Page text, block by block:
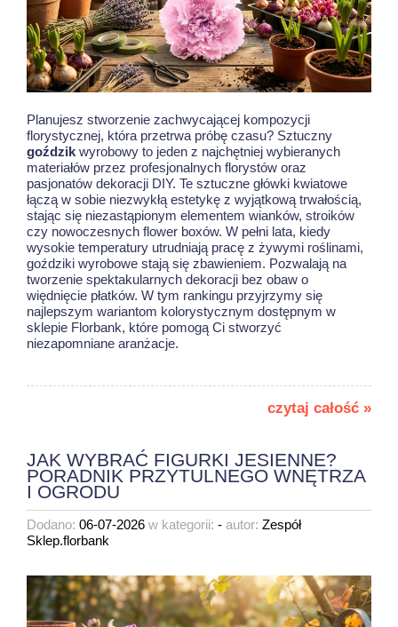
Planujesz stworzenie zachwycającej kompozycji
florystycznej, która przetrwa próbę czasu? Sztuczny
goździk wyrobowy to jeden z najchętniej wybieranych
materiałów przez profesjonalnych florystów oraz
pasjonatów dekoracji DIY. Te sztuczne główki kwiatowe
łączą w sobie niezwykłą estetykę z wyjątkową trwałością,
stając się niezastąpionym elementem wianków, stroików
czy nowoczesnych flower boxów. W pełni lata, kiedy
wysokie temperatury utrudniają pracę z żywymi roślinami,
goździki wyrobowe stają się zbawieniem. Pozwalają na
tworzenie spektakularnych dekoracji bez obaw o
więdnięcie płatków. W tym rankingu przyjrzymy się
najlepszym wariantom kolorystycznym dostępnym w
sklepie Florbank, które pomogą Ci stworzyć
niezapomniane aranżacje.
czytaj całość »
JAK WYBRAĆ FIGURKI JESIENNE?
PORADNIK PRZYTULNEGO WNĘTRZA
I OGRODU
Dodano: 06-07-2026 w kategorii: - autor: Zespół
Sklep.florbank